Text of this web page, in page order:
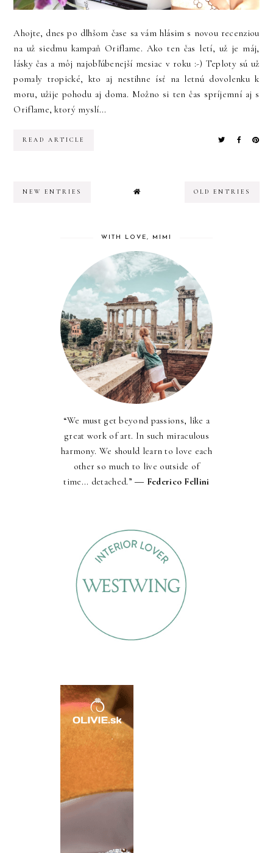
Ahojte, dnes po dlhšom čase sa vám hlásim s novou recenziou
na už siedmu kampaň Oriflame. Ako ten čas letí, už je máj,
lásky čas a môj najobľúbenejší mesiac v roku :-) Teploty sú už
pomaly tropické, kto aj nestihne ísť na letnú dovolenku k
moru, užije pohodu aj doma. Možno si ten čas spríjemní aj s
Oriflame, ktorý myslí...
READ ARTICLE
NEW ENTRIES OLD ENTRIES
WITH LOVE, MIMI
“We must get beyond passions, like a
great work of art. In such miraculous
harmony. We should learn to love each
other so much to live outside of
time... detached.” ― Federico Fellini